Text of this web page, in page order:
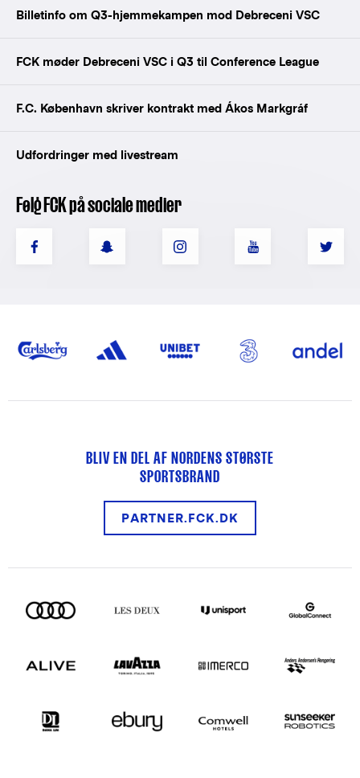
Billetinfo om Q3-hjemmekampen mod Debreceni VSC
FCK møder Debreceni VSC i Q3 til Conference League
F.C. København skriver kontrakt med Ákos Markgráf
Udfordringer med livestream
Følg FCK på sociale medier
BLIV EN DEL AF NORDENS STØRSTE
SPORTSBRAND
PARTNER.FCK.DK